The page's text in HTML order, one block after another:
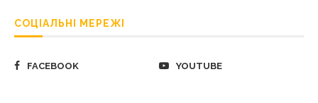
СОЦІАЛЬНІ МЕРЕЖІ
FACEBOOK YOUTUBE